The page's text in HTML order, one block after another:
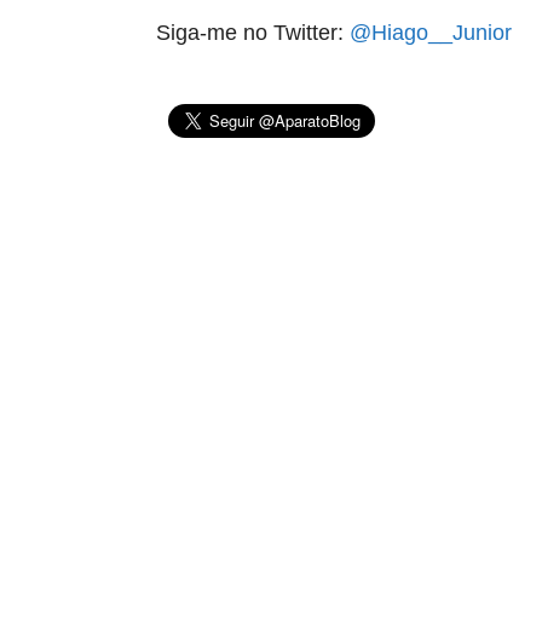
Siga-me no Twitter: @Hiago__Junior